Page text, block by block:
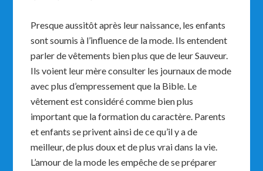
Presque aussitôt après leur naissance, les enfants
sont soumis à l’influence de la mode. Ils entendent
parler de vêtements bien plus que de leur Sauveur.
Ils voient leur mère consulter les journaux de mode
avec plus d’empressement que la Bible. Le
vêtement est considéré comme bien plus
important que la formation du caractère. Parents
et enfants se privent ainsi de ce qu’il y a de
meilleur, de plus doux et de plus vrai dans la vie.
L’amour de la mode les empêche de se préparer